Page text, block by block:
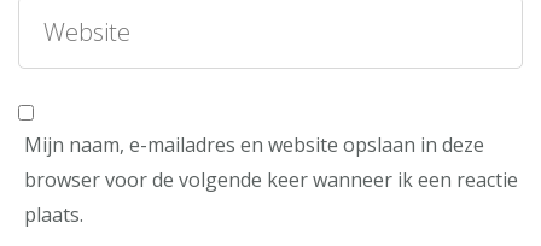
Mijn naam, e-mailadres en website opslaan in deze
browser voor de volgende keer wanneer ik een reactie
plaats.